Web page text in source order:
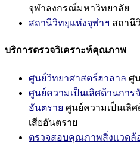
จุฬาลงกรณ์มหาวิทยาลัย
สถานีวิทยุแห่งจุฬาฯ สถานี
บริการตรวจวิเคราะห์คุณภาพ
ศูนย์วิทยาศาสตร์ฮาลาล ศู
ศูนย์ความเป็นเลิศด้านการ
อันตราย ศูนย์ความเป็นเลิ
เสียอันตราย
ตรวจสอบคุณภาพสิ่งแวดล้